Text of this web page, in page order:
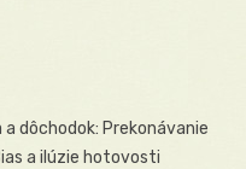
dôchodok: Prekonávanie
a ilúzie hotovosti